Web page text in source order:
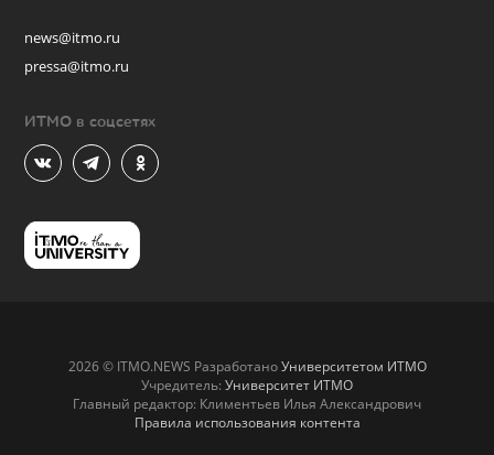
news@itmo.ru
pressa@itmo.ru
ИТМО в соцсетях
2026 © ITMO.NEWS РазработаноУниверситетом ИТМО
Учредитель: Университет ИТМО
Главный редактор: Климентьев Илья Александрович
Правила использования контента